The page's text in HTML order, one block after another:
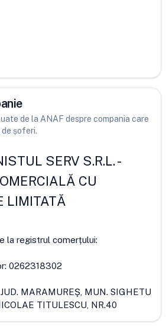
de la ANAF despre compania care
șoferi.
SERV S.R.L.-
CU
LIMITATĂ
la registrul comerțului:
0262318302
JUD. MARAMUREŞ, MUN. SIGHETU
TITULESCU, NR.40